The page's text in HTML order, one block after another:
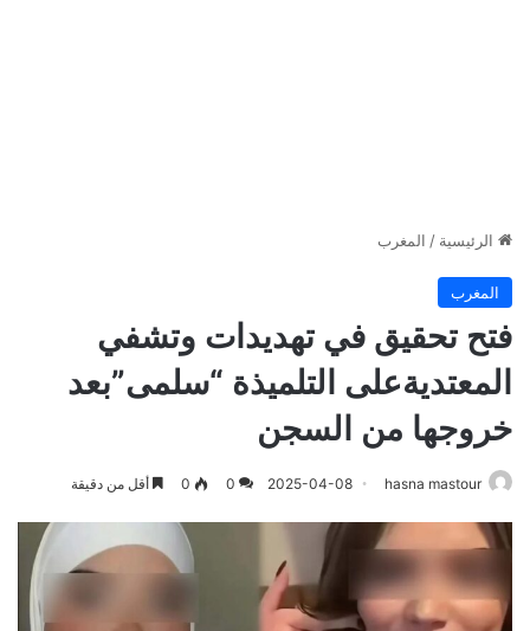
الرئيسية / المغرب
المغرب
فتح تحقيق في تهديدات وتشفي
المعتديةعلى التلميذة “سلمى”بعد
خروجها من السجن
hasna mastour
2025-04-08
0
0 أقل من دقيقة